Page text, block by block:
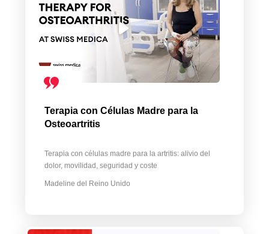
Terapia con Células Madre para la
Osteoartritis
Terapia con células madre para la artritis: alivio del
dolor, movilidad, seguridad y coste
Madeline del Reino Unido